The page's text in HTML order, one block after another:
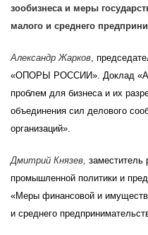
зообизнеса и меры
малого и среднего
Александр Жарков ,
«ОПОРЫ РОССИИ». Доклад
проблем для бизнеса и их
объединения сил делового
организаций».
Дмитрий Князев, заместитель
промышленной политики и
«Меры финансовой и
и среднего